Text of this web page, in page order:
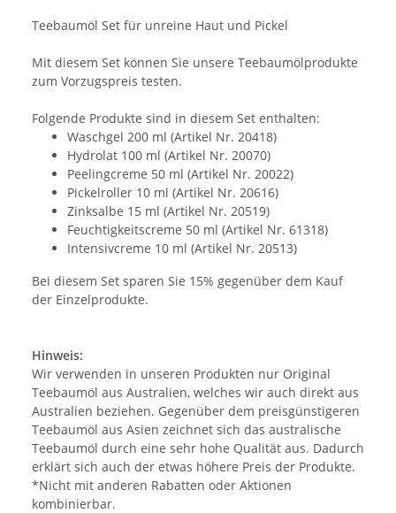
Teebaumöl Set für unreine Haut und Pickel
Mit diesem Set können Sie unsere Teebaumölprodukte
zum Vorzugspreis testen.
Folgende Produkte sind in diesem Set enthalten:
Waschgel 200 ml (Artikel Nr. 20418)
Hydrolat 100 ml (Artikel Nr. 20070)
Peelingcreme 50 ml (Artikel Nr. 20022)
Pickelroller 10 ml (Artikel Nr. 20616)
Zinksalbe 15 ml (Artikel Nr. 20519)
Feuchtigkeitscreme 50 ml (Artikel Nr. 61318)
Intensivcreme 10 ml (Artikel Nr. 20513)
Bei diesem Set sparen Sie 15% gegenüber dem Kauf
der Einzelprodukte.
Hinweis:
Wir verwenden in unseren Produkten nur Original
Teebaumöl aus Australien, welches wir auch direkt aus
Australien beziehen. Gegenüber dem preisgünstigeren
Teebaumöl aus Asien zeichnet sich das australische
Teebaumöl durch eine sehr hohe Qualität aus. Dadurch
erklärt sich auch der etwas höhere Preis der Produkte.
*Nicht mit anderen Rabatten oder Aktionen
kombinierbar.